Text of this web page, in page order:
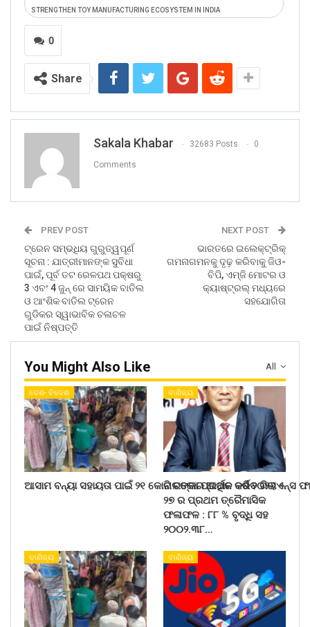
STRENGTHEN TOY MANUFACTURING ECOSYSTEM IN INDIA
0
Share
Sakala Khabar 32683 Posts 0
Comments
PREV POST
ଟ୍ରେନ ସମ୍ଭଧିୟ ଗୁରୁତ୍ୱପୂର୍ଣ
ସୂଚନା : ଯାତ୍ରୀମାନଙ୍କ ସୁବିଧା
ପାଇଁ, ପୂର୍ବ ତଟ ରେଳପଥ ପକ୍ଷରୁ
3 ଏବଂ 4 ଜୁନ୍ ରେ ସାମୟିକ ବାତିଲ
ଓ ଆଂଶିକ ବାତିଲ ଟ୍ରେନ
ଗୁଡିକର ସ୍ୱାଭାବିକ ଚଳାଚଳ
ପାଇଁ ନିଷ୍ପତ୍ତି
NEXT POST
ଭାରତରେ ଇଲେକ୍ଟ୍ରିକ୍
ଗମନାଗମନକୁ ଦୃଢ଼ କରିବାକୁ ଜିଓ-
ବିପି, ଏମ୍‌ଜି ମୋଟର ଓ
କ୍ୟାଷ୍ଟ୍ରଲ୍ ମଧ୍ୟରେ
ସହଯୋଗିତା
All
You Might Also Like
ଦେଶ- ବିଦେଶ
ଆସାମ ବନ୍ୟା ସହାୟତା ପାଇଁ ୨୧ କୋଟି ଟଙ୍କା ପ୍ରଦାନ କରିବ ରିଲାଏନ୍ସ
ବାଣିଜ୍ୟ
ନାଲକୋର ଆର୍ଥିକ ବର୍ଷ ୨୦୨୬ –
୨୭ ର ପ୍ରଥମ ତ୍ରୈମାସିକ
ଫଳାଫଳ : ୮୮ % ବୃଦ୍ଧି ସହ
୨୦୦୨.୩୮…
ବାଣିଜ୍ୟ ବାଣିଜ୍ୟ